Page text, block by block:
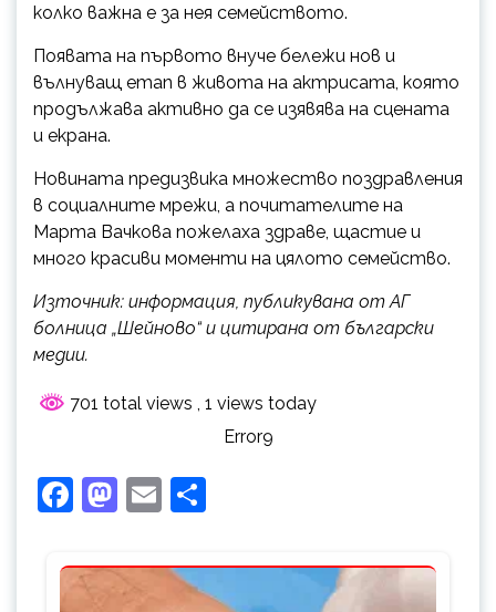
колко важна е за нея семейството.
Появата на първото внуче бележи нов и
вълнуващ етап в живота на актрисата, която
продължава активно да се изявява на сцената
и екрана.
Новината предизвика множество поздравления
в социалните мрежи, а почитателите на
Марта Вачкова пожелаха здраве, щастие и
много красиви моменти на цялото семейство.
Източник: информация, публикувана от АГ
болница „Шейново“ и цитирана от български
медии.
701 total views
, 1 views today
Error9
Facebook
Mastodon
Email